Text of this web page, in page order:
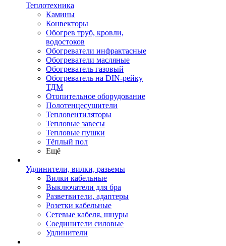
Теплотехника
Камины
Конвекторы
Обогрев труб, кровли,
водостоков
Обогреватели инфрактасные
Обогреватели масляные
Обогреватель газовый
Обогреватель на DIN-рейку
ТДМ
Отопительное оборудование
Полотенцесушители
Тепловентиляторы
Тепловые завесы
Тепловые пушки
Тёплый пол
Ещё
Удлинители, вилки, разьемы
Вилки кабельные
Выключатели для бра
Разветвители, адаптеры
Розетки кабельные
Сетевые кабеля, шнуры
Соединители силовые
Удлинители